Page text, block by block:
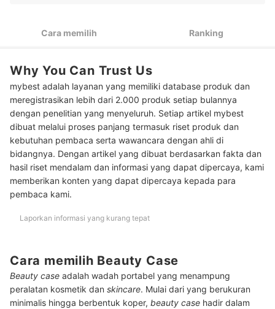
kebutuhan
Baca juga rekomendasi tempat makeup lainnya di sini
Cara memilih Ranking
Why You Can Trust Us
mybest adalah layanan yang memiliki database produk dan
meregistrasikan lebih dari 2.000 produk setiap bulannya
dengan penelitian yang menyeluruh. Setiap artikel mybest
dibuat melalui proses panjang termasuk riset produk dan
kebutuhan pembaca serta wawancara dengan ahli di
bidangnya. Dengan artikel yang dibuat berdasarkan fakta dan
hasil riset mendalam dan informasi yang dapat dipercaya, kami
memberikan konten yang dapat dipercaya kepada para
pembaca kami.
Laporkan informasi yang kurang tepat
Cara memilih Beauty Case
Beauty case adalah wadah portabel yang menampung
peralatan kosmetik dan skincare. Mulai dari yang berukuran
minimalis hingga berbentuk koper, beauty case hadir dalam